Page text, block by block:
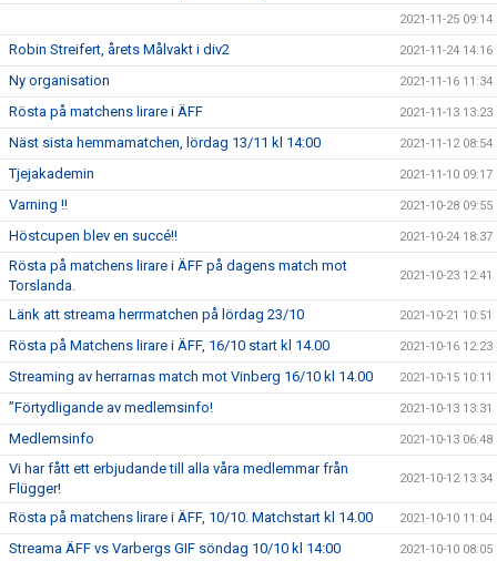
2021-11-25 09:14
Robin Streifert, årets Målvakt i div2 2021-11-24 14:16
Ny organisation 2021-11-16 11:34
Rösta på matchens lirare i ÄFF 2021-11-13 13:23
Näst sista hemmamatchen, lördag 13/11 kl 14:00 2021-11-12 08:54
Tjejakademin 2021-11-10 09:17
Varning !! 2021-10-28 09:55
Höstcupen blev en succé!! 2021-10-24 18:37
Rösta på matchens lirare i ÄFF på dagens match mot
Torslanda.
2021-10-23 12:41
Länk att streama herrmatchen på lördag 23/10 2021-10-21 10:51
Rösta på Matchens lirare i ÄFF, 16/10 start kl 14.00 2021-10-16 12:23
Streaming av herrarnas match mot Vinberg 16/10 kl 14.00 2021-10-15 10:11
”Förtydligande av medlemsinfo! 2021-10-13 13:31
Medlemsinfo 2021-10-13 06:48
Vi har fått ett erbjudande till alla våra medlemmar från
Flügger!
2021-10-12 13:34
Rösta på matchens lirare i ÄFF, 10/10. Matchstart kl 14.00 2021-10-10 11:04
Streama ÄFF vs Varbergs GIF söndag 10/10 kl 14:00 2021-10-10 08:05